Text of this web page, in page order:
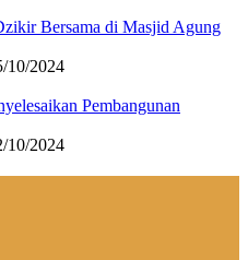
Bersama di Masjid Agung
10/2024
Pembangunan
10/2024